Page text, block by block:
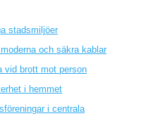
stadsmiljöer
och säkra kablar
vid brott mot person
i hemmet
i centrala